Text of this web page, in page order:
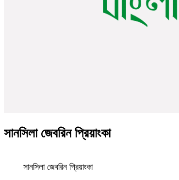
সানসিলা জেবরিন প্রিয়াংকা
সানসিলা জেবরিন প্রিয়াংকা